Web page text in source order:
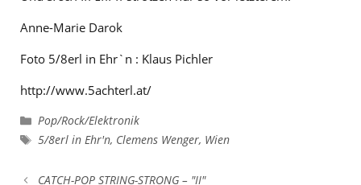
Anne-Marie Darok
Foto 5/8erl in Ehr`n : Klaus Pichler
http://www.5achterl.at/
Kategorien
Pop/Rock/Elektronik
Schlagwörter
5/8erl in Ehr'n, Clemens Wenger, Wien
CATCH-POP STRING-STRONG – "II"